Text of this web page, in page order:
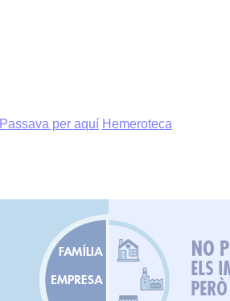
Passava per aquí Hemeroteca